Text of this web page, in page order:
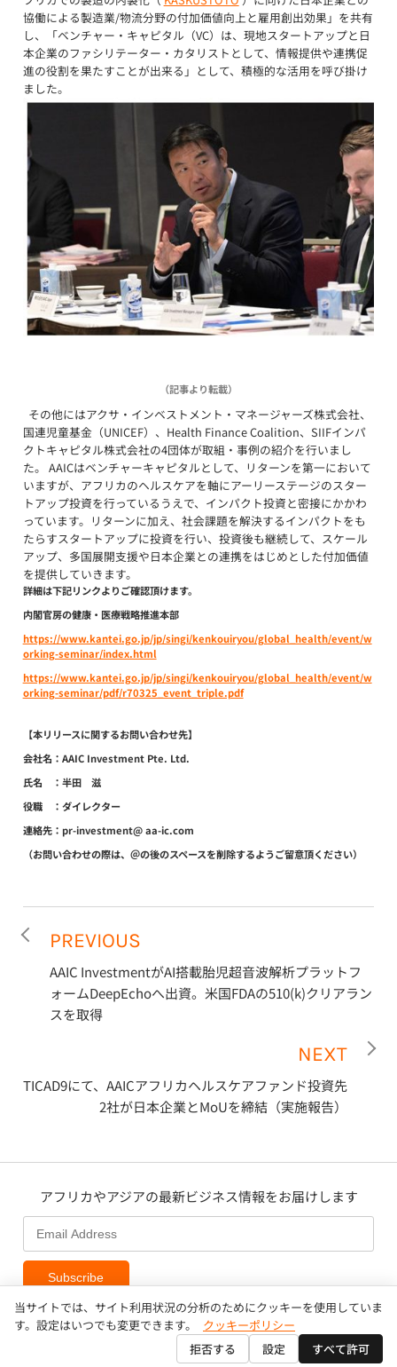
協働による製造業/物流分野の付加価値向上と雇用創出効果」を共有
し、「ベンチャー・キャピタル（VC）は、現地スタートアップと日
本企業のファシリテーター・カタリストとして、情報提供や連携促
進の役割を果たすことが出来る」として、積極的な活用を呼び掛け
ました。
（記事より転載）
その他にはアクサ・インベストメント・マネージャーズ株式会社、
国連児童基金（UNICEF）、Health Finance Coalition、SIIFインパ
クトキャピタル株式会社の4団体が取組・事例の紹介を行いまし
た。 AAICはベンチャーキャピタルとして、リターンを第一において
いますが、アフリカのヘルスケアを軸にアーリーステージのスター
トアップ投資を行っているうえで、インパクト投資と密接にかかわ
っています。リターンに加え、社会課題を解決するインパクトをも
たらすスタートアップに投資を行い、投資後も継続して、スケール
アップ、多国展開支援や日本企業との連携をはじめとした付加価値
を提供していきます。
詳細は下記リンクよりご確認頂けます。
内閣官房の健康・医療戦略推進本部
https://www.kantei.go.jp/jp/singi/kenkouiryou/global_health/event/w
orking-seminar/index.html
https://www.kantei.go.jp/jp/singi/kenkouiryou/global_health/event/w
orking-seminar/pdf/r70325_event_triple.pdf
【本リリースに関するお問い合わせ先】
会社名：AAIC Investment Pte. Ltd.
氏名 ：半田 滋
役職 ：ダイレクター
連絡先：pr-investment@ aa-ic.com
（お問い合わせの際は、＠の後のスペースを削除するようご留意頂ください）
PREVIOUS
AAIC InvestmentがAI搭載胎児超音波解析プラットフ
ォームDeepEchoへ出資。米国FDAの510(k)クリアラン
スを取得
NEXT
TICAD9にて、AAICアフリカヘルスケアファンド投資先
2社が日本企業とMoUを締結（実施報告）
アフリカやアジアの最新ビジネス情報をお届けします
Subscribe
Copyright © AAIC Holdings Pte, Ltd.
当サイトでは、サイト利用状況の分析のためにクッキーを使用していま
す。設定はいつでも変更できます。
クッキーポリシー
拒否する
設定 すべて許可